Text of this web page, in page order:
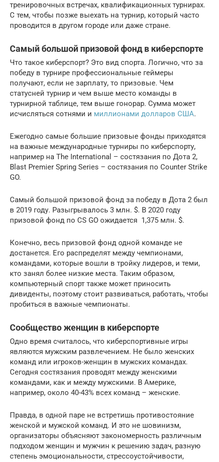
тренировочных встречах, квалификационных турнирах.
С тем, чтобы позже выехать на турнир, который часто
проводится в другом городе или даже стране.
Самый большой призовой фонд в киберспорте
Что такое киберспорт? Это вид спорта. Логично, что за
победу в турнире профессиональные геймеры
получают, если не зарплату, то призовые. Чем
статусней турнир и чем выше место команды в
турнирной таблице, тем выше гонорар. Сумма может
исчисляться сотнями и миллионами долларов США.
Ежегодно самые большие призовые фонды приходятся
на важные международные турниры по киберспорту,
например на The International – состязания по Дота 2,
Blast Premier Spring Series – состязания по Counter Strike
GO.
Самый большой призовой фонд за победу в Дота 2 был
в 2019 году. Разыгрывалось 3 млн. $. В 2020 году
призовой фонд по CS GO ожидается 1,375 млн. $.
Конечно, весь призовой фонд одной команде не
достанется. Его распределят между чемпионами,
командами, которые вошли в тройку лидеров, и теми,
кто занял более низкие места. Таким образом,
компьютерный спорт также может приносить
дивиденты, поэтому стоит развиваться, работать, чтобы
пробиться в важные чемпионаты.
Сообщество женщин в киберспорте
Одно время считалось, что киберспортивные игры
являются мужским развлечением. Не было женских
команд или игроков-женщин в мужских командах.
Сегодня состязания проводят между женскими
командами, как и между мужскими. В Америке,
например, около 40-43% всех команд – женские.
Правда, в одной паре не встретишь противостояние
женской и мужской команд. И это не шовинизм,
организаторы объясняют закономерность различным
подходом женщин и мужчин к решению задач, разную
степень эмоциональности, стрессоустойчивости,